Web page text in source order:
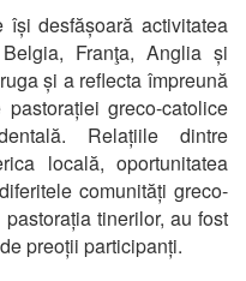
desfășoară activitatea
Franţa, Anglia și
și a reflecta împreună
greco-catolice
Relațiile dintre
locală, oportunitatea
comunități greco-
tinerilor, au fost
preoții participanți.